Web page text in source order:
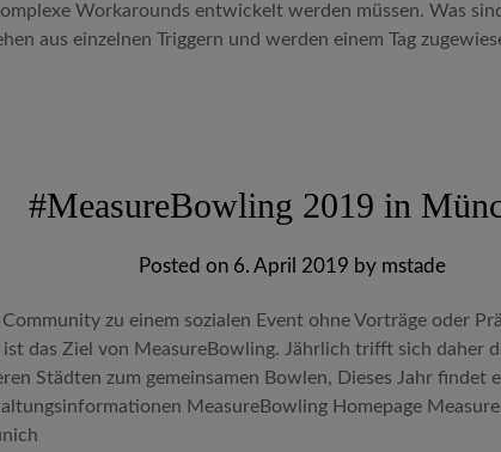
Workarounds entwickelt werden müssen. Was
aus einzelnen Triggern und werden einem Tag
#MeasureBowling 2019 in
Posted on 6. April 2019 by mstade
zu einem sozialen Event ohne Vorträge oder
ist das Ziel von MeasureBowling. Jährlich trifft sich daher
Städten zum gemeinsamen Bowlen, Dieses Jahr findet
MeasureBowling Homepage